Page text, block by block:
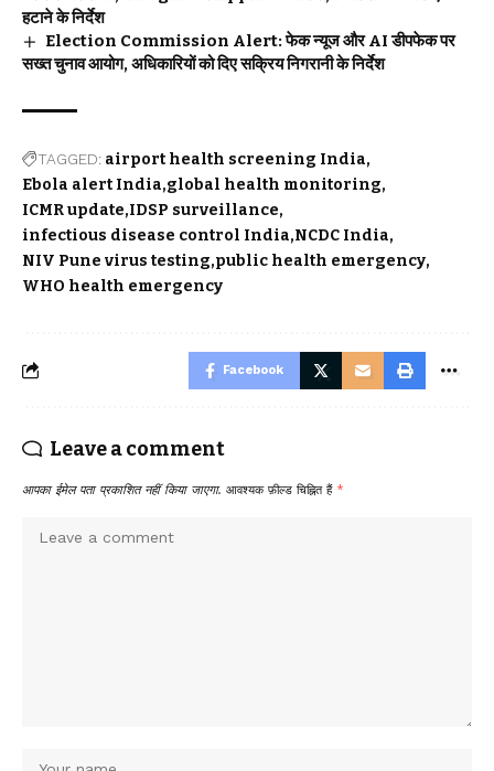
हटाने के निर्देश
Election Commission Alert: फेक न्यूज और AI डीपफेक पर
सख्त चुनाव आयोग, अधिकारियों को दिए सक्रिय निगरानी के निर्देश
TAGGED: airport health screening India
Ebola alert India global health monitoring
ICMR update IDSP surveillance
infectious disease control India NCDC India
NIV Pune virus testing public health emergency
WHO health emergency
Facebook
Leave a comment
आपका ईमेल पता प्रकाशित नहीं किया जाएगा. आवश्यक फ़ील्ड चिह्नित हैं *